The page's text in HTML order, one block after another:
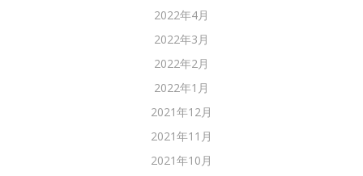
2022年4月
2022年3月
2022年2月
2022年1月
2021年12月
2021年11月
2021年10月